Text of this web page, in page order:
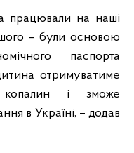
на наші
– були основою
паспорта
отримуватиме
копалин і зможе
в Україні, – додав